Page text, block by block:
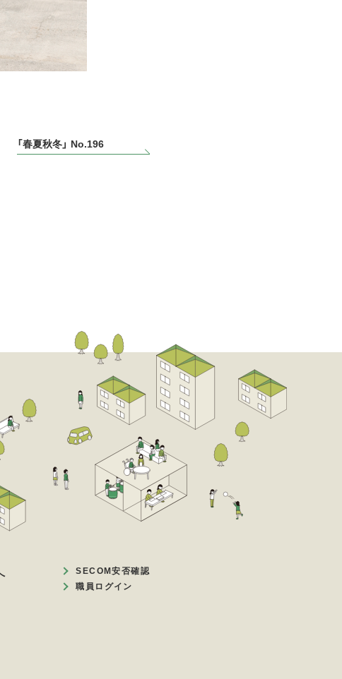
「春夏秋冬」 No.196
SECOM安否確認
職員ログイン